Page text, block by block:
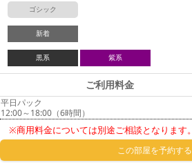
ゴシック
新着
黒系 紫系
ご利用料金
平日パック
12:00～18:00（6時間）
※商用料金については別途ご相談となります。
この部屋を予約する